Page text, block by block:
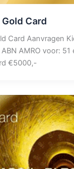
Gold Card
Card Aanvragen
AMRO voor: 51
€5000,-